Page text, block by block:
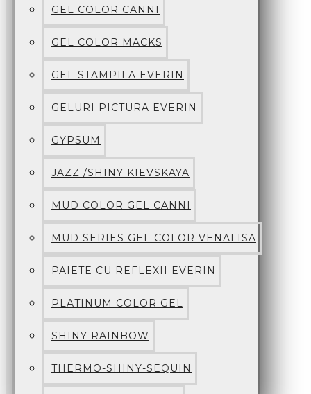
GEL COLOR CANNI
GEL COLOR MACKS
GEL STAMPILA EVERIN
GELURI PICTURA EVERIN
GYPSUM
JAZZ /SHINY KIEVSKAYA
MUD COLOR GEL CANNI
MUD SERIES GEL COLOR VENALISA
PAIETE CU REFLEXII EVERIN
PLATINUM COLOR GEL
SHINY RAINBOW
THERMO-SHINY-SEQUIN